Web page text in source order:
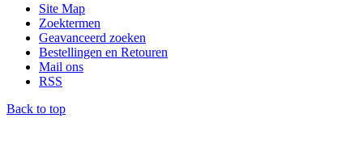
Site Map
Zoektermen
Geavanceerd zoeken
Bestellingen en Retouren
Mail ons
RSS
Back to top